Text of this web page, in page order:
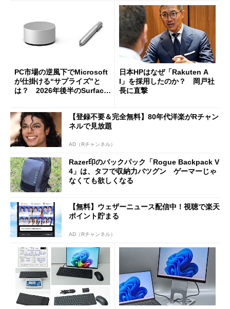
PC市場の逆風下でMicrosoft
が仕掛ける“サプライズ”と
は？ 2026年後半のSurface
日本HPはなぜ「Rakuten A
I」を採用したのか？ 岡戸社
長に直撃
【登録不要＆完全無料】80年代洋楽がRチャン
ネルで見放題
AD（Rチャンネル）
Razer印のバックパック「Rogue Backpack V
4」は、タフで収納力バツグン ゲーマーじゃ
なくても欲しくなる
【無料】ウェザーニュース配信中！視聴で楽天
ポイント貯まる
AD（Rチャンネル）